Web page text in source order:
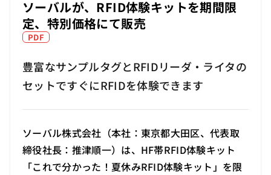
#ビジネスパートナー#組込み
ソーバルが、RFID体験キットを期間限
定、特別価格にて販売
PDF
豊富なサンプルタグとRFIDリーダ・ライタの
セットですぐにRFIDを体験できます
ソーバル株式会社（本社：東京都大田区、代表取
締役社長：推津順一）は、HF帯RFID体験キット
「これで分かった！夏休みRFID体験キット」を限